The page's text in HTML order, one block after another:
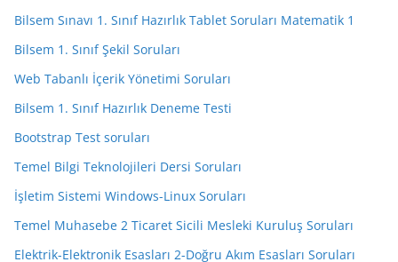
Bilsem Sınavı 1. Sınıf Hazırlık Tablet Soruları Matematik 1
Bilsem 1. Sınıf Şekil Soruları
Web Tabanlı İçerik Yönetimi Soruları
Bilsem 1. Sınıf Hazırlık Deneme Testi
Bootstrap Test soruları
Temel Bilgi Teknolojileri Dersi Soruları
İşletim Sistemi Windows-Linux Soruları
Temel Muhasebe 2 Ticaret Sicili Mesleki Kuruluş Soruları
Elektrik-Elektronik Esasları 2-Doğru Akım Esasları Soruları